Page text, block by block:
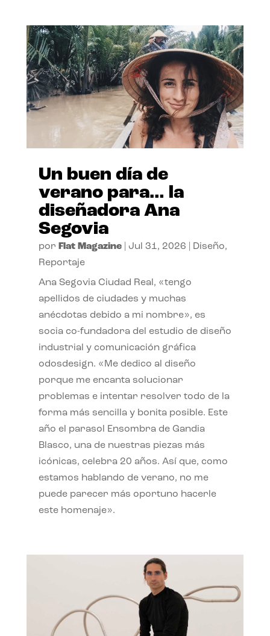
Un buen día de
verano para… la
diseñadora Ana
Segovia
por Flat Magazine| Jul 31, 2026 Diseño,
Reportaje
Ana Segovia Ciudad Real, «tengo
apellidos de ciudades y muchas
anécdotas debido a mi nombre», es
socia co-fundadora del estudio de diseño
industrial y comunicación gráfica
odosdesign. «Me dedico al diseño
porque me encanta solucionar
problemas e intentar resolver todo de la
forma más sencilla y bonita posible. Este
año el parasol Ensombra de Gandia
Blasco, una de nuestras piezas más
icónicas, celebra 20 años. Así que, como
estamos hablando de verano, no me
puede parecer más oportuno hacerle
este homenaje».